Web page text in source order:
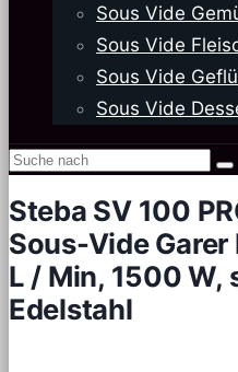
Sous Vide
Sous Vide
Sous Vide
Sous Vide
Steba SV 100
Sous-Vide
L / Min, 1500 W,
Edelstahl